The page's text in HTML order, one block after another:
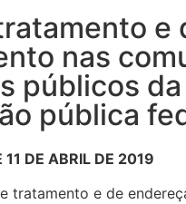
e
nas
públicos da
pública
DE ABRIL DE 2019
tratamento e de